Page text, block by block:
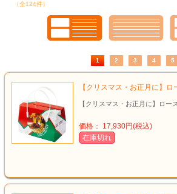
（全124件）
1 2 3 4 5
【クリスマス・お正月に】
【クリスマス・お正月に】ロー
価格： 17,930円(税込)
在庫切れ